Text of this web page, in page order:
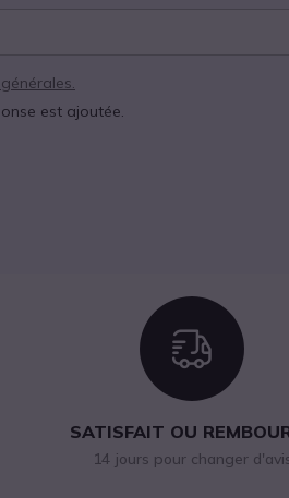
est ajoutée.
Icon
SATISFAIT OU
14 jours pour changer